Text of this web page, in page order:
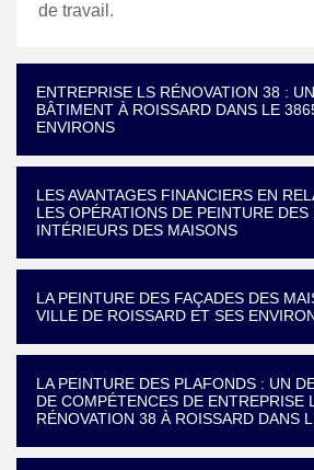
de travail.
ENTREPRISE LS RÉNOVATION 38 :
BÂTIMENT À ROISSARD DANS LE
ENVIRONS
LES AVANTAGES FINANCIERS EN
LES OPÉRATIONS DE PEINTURE DES
INTÉRIEURS DES MAISONS
LA PEINTURE DES FAÇADES DES
VILLE DE ROISSARD ET SES
LA PEINTURE DES PLAFONDS : UN
DE COMPÉTENCES DE ENTREPRISE
RÉNOVATION 38 À ROISSARD DANS